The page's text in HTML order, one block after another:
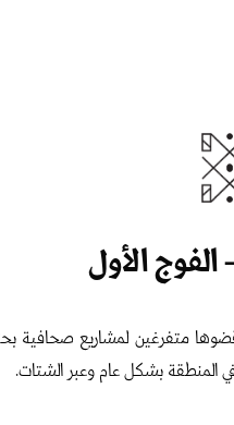
الفوج الأول
وصحفيات في أيلول/سبتمبر ٢٠٢٣ إلى برنامج فبراير
المنطقة بشكل عام وعبر الشتات.